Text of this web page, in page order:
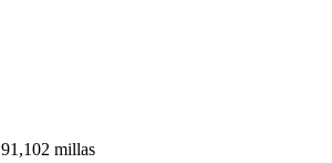
91,102 millas